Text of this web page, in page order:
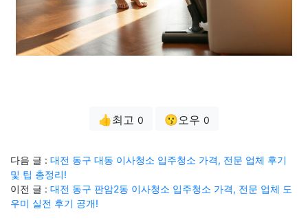
👍최고 0 😗오우 0
다음 글 : 대전 동구 대동 이사청소 입주청소 가격, 전문 업체 후기
및 팁 총정리!
이전 글 : 대전 동구 판암2동 이사청소 입주청소 가격, 전문 업체 도
우미 실전 후기 공개!